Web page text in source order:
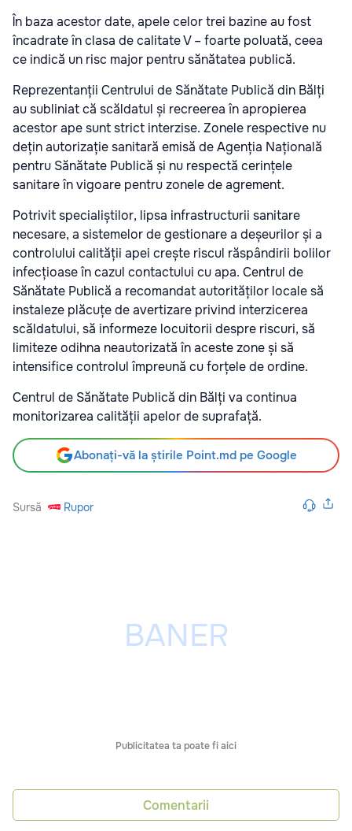
În baza acestor date, apele celor trei bazine au fost
încadrate în clasa de calitate V – foarte poluată, ceea
ce indică un risc major pentru sănătatea publică.
Reprezentanții Centrului de Sănătate Publică din Bălți
au subliniat că scăldatul și recreerea în apropierea
acestor ape sunt strict interzise. Zonele respective nu
dețin autorizație sanitară emisă de Agenția Națională
pentru Sănătate Publică și nu respectă cerințele
sanitare în vigoare pentru zonele de agrement.
Potrivit specialiștilor, lipsa infrastructurii sanitare
necesare, a sistemelor de gestionare a deșeurilor și a
controlului calității apei crește riscul răspândirii bolilor
infecțioase în cazul contactului cu apa. Centrul de
Sănătate Publică a recomandat autorităților locale să
instaleze plăcuțe de avertizare privind interzicerea
scăldatului, să informeze locuitorii despre riscuri, să
limiteze odihna neautorizată în aceste zone și să
intensifice controlul împreună cu forțele de ordine.
Centrul de Sănătate Publică din Bălți va continua
monitorizarea calității apelor de suprafață.
Abonați-vă la știrile Point.md pe Google
Sursă Rupor
Publicitatea ta poate fi aici
Comentarii